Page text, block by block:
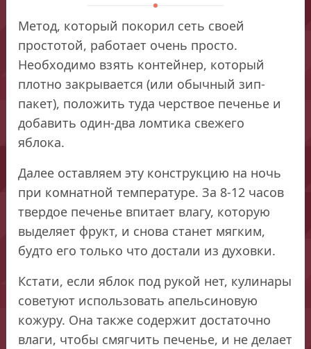
Метод, который покорил сеть своей
простотой, работает очень просто.
Необходимо взять контейнер, который
плотно закрывается (или обычный зип-
пакет), положить туда черствое печенье и
добавить один-два ломтика свежего
яблока.
Далее оставляем эту конструкцию на ночь
при комнатной температуре. За 8-12 часов
твердое печенье впитает влагу, которую
выделяет фрукт, и снова станет мягким,
будто его только что достали из духовки.
Кстати, если яблок под рукой нет, кулинары
советуют использовать апельсиновую
кожуру. Она также содержит достаточно
влаги, чтобы смягчить печенье, и не делает